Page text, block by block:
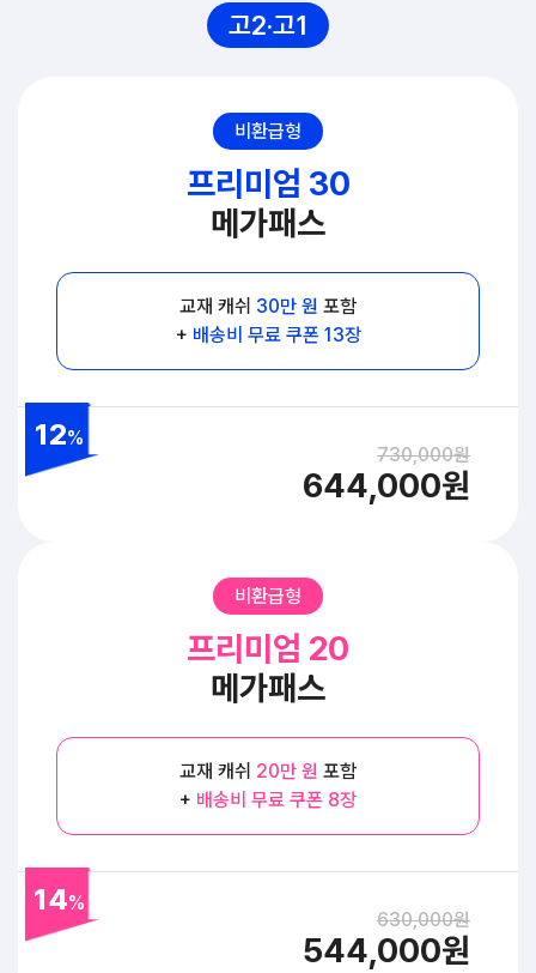
고2·고1
비환급형
프리미엄 30
메가패스
교재 캐쉬 30만 원 포함
+ 배송비 무료 쿠폰 13장
730,000원
644,000원
12%
비환급형
프리미엄 20
메가패스
교재 캐쉬 20만 원 포함
+ 배송비 무료 쿠폰 8장
630,000원
544,000원
14%